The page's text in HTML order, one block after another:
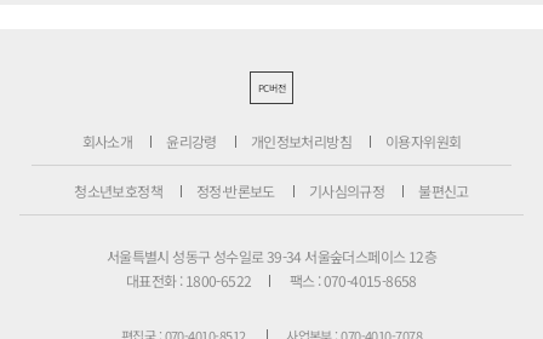
PC버전
회사소개 윤리강령 개인정보처리방침 이용자위원회
청소년보호정책 정정·반론보도 기사심의규정 불편신고
서울특별시 성동구 성수일로 39-34 서울숲더스페이스 12층
대표전화 : 1800-6522
팩스 : 070-4015-8658